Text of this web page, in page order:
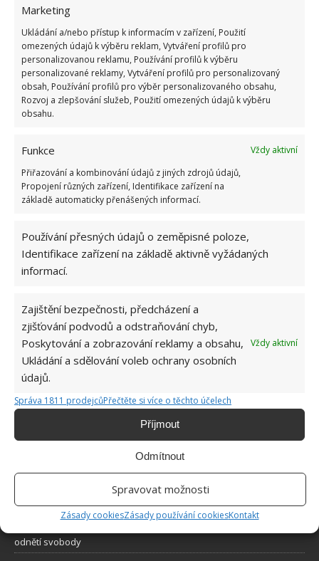
Marketing
Ukládání a/nebo přístup k informacím v zařízení, Použití
omezených údajů k výběru reklam, Vytváření profilů pro
personalizovanou reklamu, Používání profilů k výběru
personalizované reklamy, Vytváření profilů pro personalizovaný
obsah, Používání profilů pro výběr personalizovaného obsahu,
Rozvoj a zlepšování služeb, Použití omezených údajů k výběru
obsahu.
Funkce
Vždy aktivní
Přiřazování a kombinování údajů z jiných zdrojů údajů,
Propojení různých zařízení, Identifikace zařízení na
základě automaticky přenášených informací.
Používání přesných údajů o zeměpisné poloze,
Identifikace zařízení na základě aktivně vyžádaných
informací.
Zajištění bezpečnosti, předcházení a
zjišťování podvodů a odstraňování chyb,
Poskytování a zobrazování reklamy a obsahu,
Ukládání a sdělování voleb ochrany osobních
údajů.
Vždy aktivní
Správa 1811 prodejcůPřečtěte si více o těchto účelech
Příjmout
Odmítnout
Spravovat možnosti
Zásady cookiesZásady používání cookiesKontakt
Díky vhodné přípravě nebudou letní horka
problém. Pomůže i zatemňování a načasované
větrání
Okurky a kopr se perfektně doplňují na zahradě
fantasticky
8.8.2026
O WEBU
Sháníte zajímavé tipy jak vylepšit Váš domov? Originální nápady,
aktuální trendy, praktické rady i inspirativní fotografie najdete na
stránkách internetového magazínu
Ženich se vykašlal na svou vlastní svatbu. Zhrzená nevěsta
okamžitě vymyslela geniální pomstu
odnětí svobody